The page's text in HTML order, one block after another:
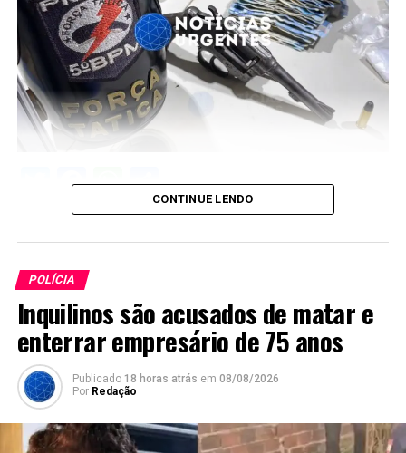
Twitter
Facebook
WhatsApp
Share
CONTINUE LENDO
POLÍCIA
Inquilinos são acusados de matar e
enterrar empresário de 75 anos
Publicado 18 horas atrás em 08/08/2026
Por Redação